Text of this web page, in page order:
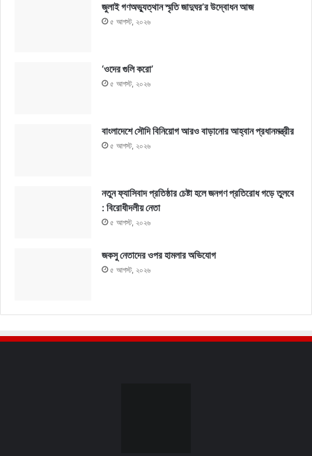
জুলাই গণঅভ্যুত্থান স্মৃতি জাদুঘর’র উদ্বোধন আজ
৫ আগস্ট, ২০২৬
‘ওদের গুলি করো’
৫ আগস্ট, ২০২৬
বাংলাদেশে সৌদি বিনিয়োগ আরও বাড়ানোর আহ্বান প্রধানমন্ত্রীর
৫ আগস্ট, ২০২৬
নতুন ফ্যাসিবাদ প্রতিষ্ঠার চেষ্টা হলে জনগণ প্রতিরোধ গড়ে তুলবে
: বিরোধীদলীয় নেতা
৫ আগস্ট, ২০২৬
জকসু নেতাদের ওপর হামলার অভিযোগ
৫ আগস্ট, ২০২৬